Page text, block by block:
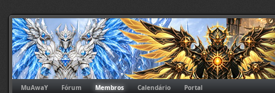
MuAwaY Fórum Membros Calendário Portal